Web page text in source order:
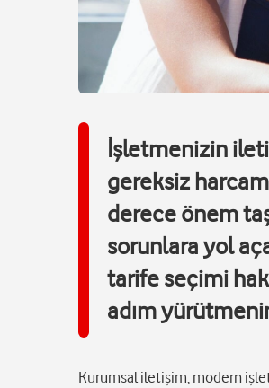
İşletmenizin
gereksiz
derece önem
sorunlara yol
tarife seçimi
adım
Kurumsal iletişim, modern